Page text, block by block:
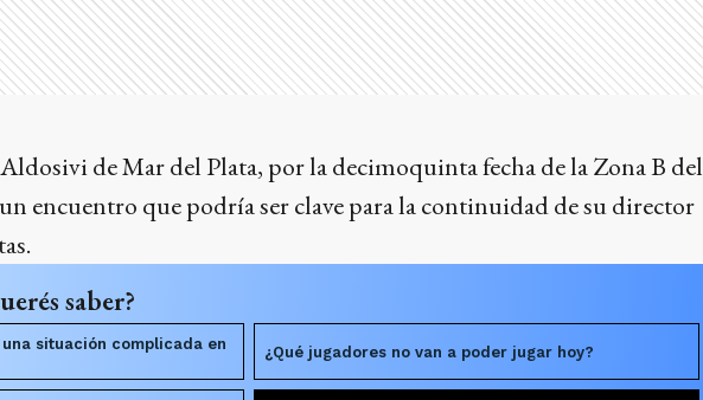
de Mar del Plata, por la decimoquinta fecha de la Zona B del
encuentro que podría ser clave para la continuidad de su director
saber?
situación complicada en
¿Qué jugadores no van a poder jugar hoy?